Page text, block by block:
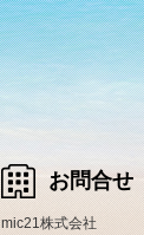
お問合せ
mic21株式会社